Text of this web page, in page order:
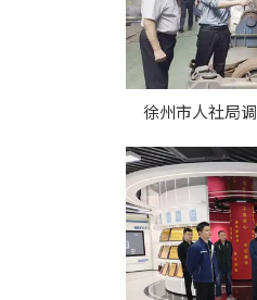
徐州市人社局